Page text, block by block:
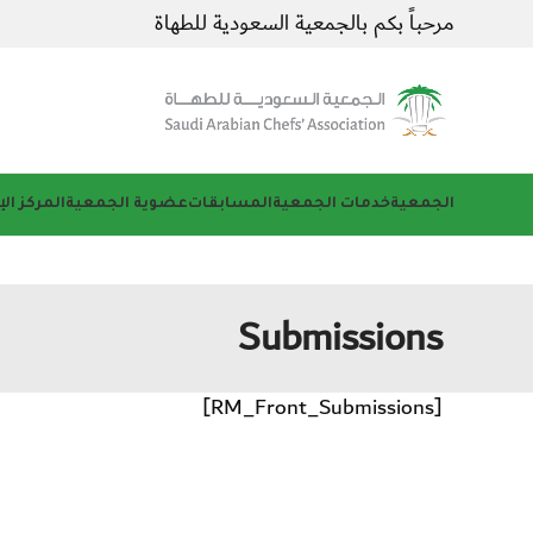
مرحباً بكم بالجمعية السعودية للطهاة
الجمعيةخدمات الجمعيةالمسابقاتعضوية الجمعيةالمركز
Submissions
[RM_Front_Submissions]